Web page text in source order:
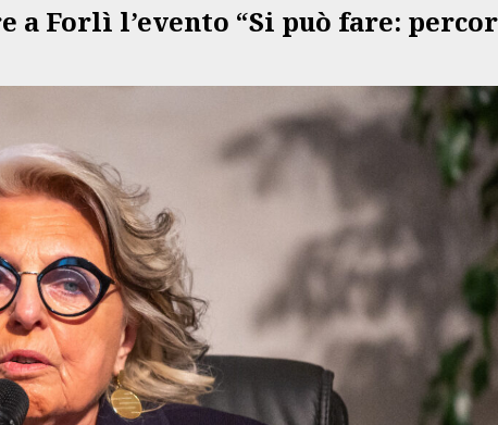
a Forlì l’evento “Si può fare: